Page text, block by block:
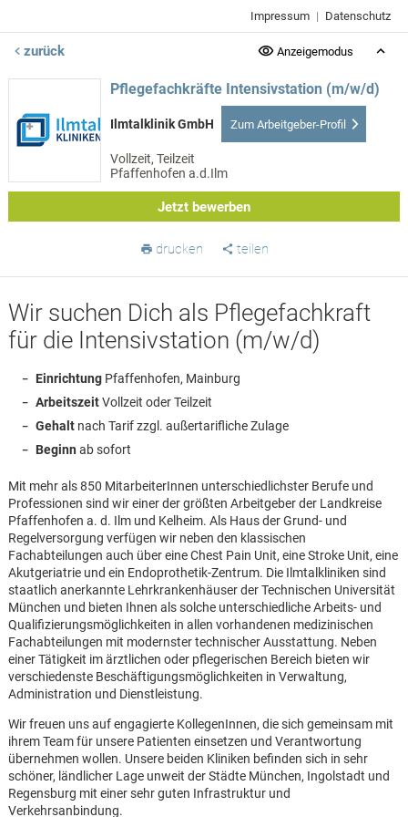
Impressum | Datenschutz
zurück Anzeigemodus
Pflegefachkräfte Intensivstation (m/w/d)
Ilmtalklinik GmbH Zum Arbeitgeber-Profil
Vollzeit, Teilzeit
Pfaffenhofen a.d.Ilm
Jetzt bewerben
drucken teilen
Wir suchen Dich als Pflegefachkraft
für die Intensivstation (m/w/d)
EinrichtungPfaffenhofen, Mainburg
ArbeitszeitVollzeit oder Teilzeit
Gehaltnach Tarif zzgl. außertarifliche Zulage
Beginn ab sofort
Mit mehr als 850 MitarbeiterInnen unterschiedlichster Berufe und
Professionen sind wir einer der größten Arbeitgeber der Landkreise
Pfaffenhofen a. d. Ilm und Kelheim. Als Haus der Grund- und
Regelversorgung verfügen wir neben den klassischen
Fachabteilungen auch über eine Chest Pain Unit, eine Stroke Unit, eine
Akutgeriatrie und ein Endoprothetik-Zentrum. Die Ilmtalkliniken sind
staatlich anerkannte Lehrkrankenhäuser der Technischen Universität
München und bieten Ihnen als solche unterschiedliche Arbeits- und
Qualifizierungsmöglichkeiten in allen vorhandenen medizinischen
Fachabteilungen mit modernster technischer Ausstattung. Neben
einer Tätigkeit im ärztlichen oder pflegerischen Bereich bieten wir
verschiedenste Beschäftigungsmöglichkeiten in Verwaltung,
Administration und Dienstleistung.
Wir freuen uns auf engagierte KollegenInnen, die sich gemeinsam mit
ihrem Team für unsere Patienten einsetzen und Verantwortung
übernehmen wollen. Unsere beiden Kliniken befinden sich in sehr
schöner, ländlicher Lage unweit der Städte München, Ingolstadt und
Regensburg mit einer sehr guten Infrastruktur und
Verkehrsanbindung.
Karte anzeigen